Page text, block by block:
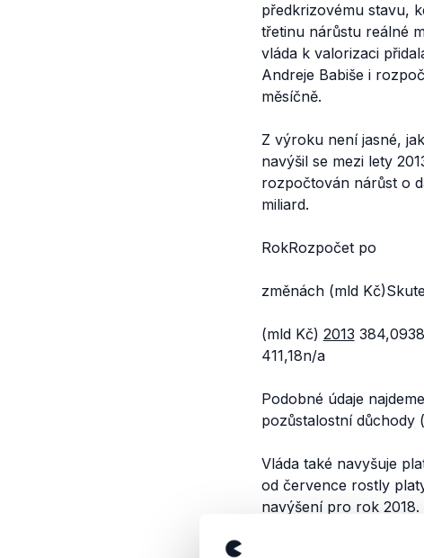
předkrizovému stavu,
třetinu nárůstu reálné
vláda k valorizaci
Andreje Babiše i
měsíčně.
Z výroku není jasné,
navýšil se mezi lety
rozpočtován nárůst o
miliard.
RokRozpočet po
změnách (mld
(mld Kč) 2013
411,18n/a
Podobné údaje
pozůstalostní důchody
Vláda také navyšuje
od července rostly
navýšení pro rok